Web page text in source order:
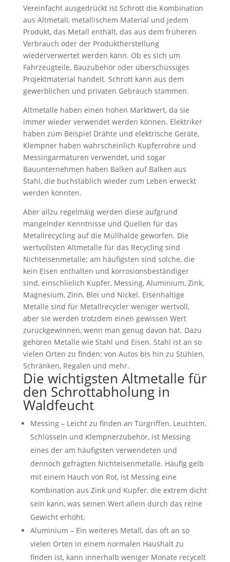
Vereinfacht ausgedrückt ist Schrott die Kombination
aus Altmetall, metallischem Material und jedem
Produkt, das Metall enthält, das aus dem früheren
Verbrauch oder der Produktherstellung
wiederverwertet werden kann. Ob es sich um
Fahrzeugteile, Bauzubehör oder überschüssiges
Projektmaterial handelt. Schrott kann aus dem
gewerblichen und privaten Gebrauch stammen.
Altmetalle haben einen hohen Marktwert, da sie
immer wieder verwendet werden können. Elektriker
haben zum Beispiel Drähte und elektrische Geräte,
Klempner haben wahrscheinlich Kupferrohre und
Messingarmaturen verwendet, und sogar
Bauunternehmen haben Balken auf Balken aus
Stahl, die buchstäblich wieder zum Leben erweckt
werden könnten.
Aber allzu regelmäig werden diese aufgrund
mangelnder Kenntnisse und Quellen für das
Metallrecycling auf die Müllhalde geworfen. Die
wertvollsten Altmetalle für das Recycling sind
Nichteisenmetalle; am häufigsten sind solche, die
kein Eisen enthalten und korrosionsbeständiger
sind, einschlielich Kupfer, Messing, Aluminium, Zink,
Magnesium, Zinn, Blei und Nickel. Eisenhaltige
Metalle sind für Metallrecycler weniger wertvoll,
aber sie werden trotzdem einen gewissen Wert
zurückgewinnen, wenn man genug davon hat. Dazu
gehören Metalle wie Stahl und Eisen. Stahl ist an so
vielen Orten zu finden; von Autos bis hin zu Stühlen,
Schränken, Regalen und mehr.
Die wichtigsten Altmetalle für
den Schrottabholung in
Waldfeucht
Messing – Leicht zu finden an Türgriffen, Leuchten,
Schlüsseln und Klempnerzubehör, ist Messing
eines der am häufigsten verwendeten und
dennoch gefragten Nichteisenmetalle. Häufig gelb
mit einem Hauch von Rot, ist Messing eine
Kombination aus Zink und Kupfer, die extrem dicht
sein kann, was seinen Wert allein durch das reine
Gewicht erhöht.
Aluminium – Ein weiteres Metall, das oft an so
vielen Orten in einem normalen Haushalt zu
finden ist, kann innerhalb weniger Monate recycelt